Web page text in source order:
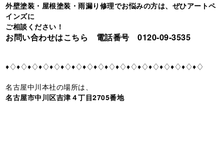
外壁塗装・屋根塗装・雨漏り修理でお悩みの方は、ぜひアートペ
インズに
ご相談ください！
お問い合わせはこちら 電話番号 0120-09-3535
♦♢♦♢♦♢♦♢♦♢♦♢♦♢♦♢♦♢♦♢♦♢♦♢♦♢♦♢♦♢♦♢♦♢♦♢
名古屋中川本社の場所は、
名古屋市中川区吉津４丁目2705番地